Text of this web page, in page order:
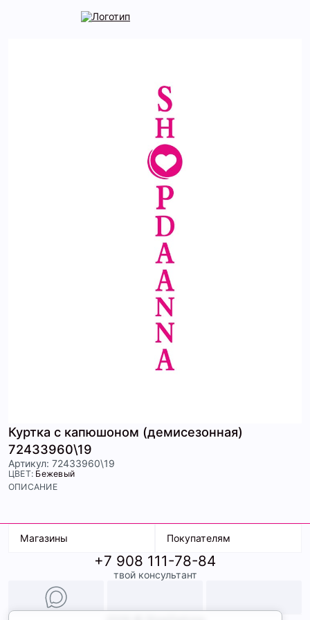
Куртка с капюшоном (демисезонная)
72433960\19
Артикул: 72433960\19
ЦВЕТ: Бежевый
ОПИСАНИЕ
Магазины
ТК Терминал
ТРК Континент
Покупателям
Доставка
Условия оплаты
Образы
+7 908 111-78-84
твой консультант